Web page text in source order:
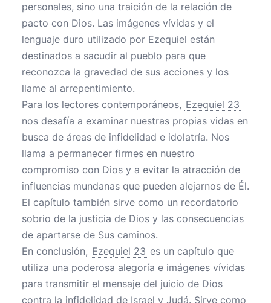
personales, sino una traición de la relación de
pacto con Dios. Las imágenes vívidas y el
lenguaje duro utilizado por Ezequiel están
destinados a sacudir al pueblo para que
reconozca la gravedad de sus acciones y los
llame al arrepentimiento.
Para los lectores contemporáneos, Ezequiel 23
nos desafía a examinar nuestras propias vidas en
busca de áreas de infidelidad e idolatría. Nos
llama a permanecer firmes en nuestro
compromiso con Dios y a evitar la atracción de
influencias mundanas que pueden alejarnos de Él.
El capítulo también sirve como un recordatorio
sobrio de la justicia de Dios y las consecuencias
de apartarse de Sus caminos.
En conclusión, Ezequiel 23 es un capítulo que
utiliza una poderosa alegoría e imágenes vívidas
para transmitir el mensaje del juicio de Dios
contra la infidelidad de Israel y Judá. Sirve como